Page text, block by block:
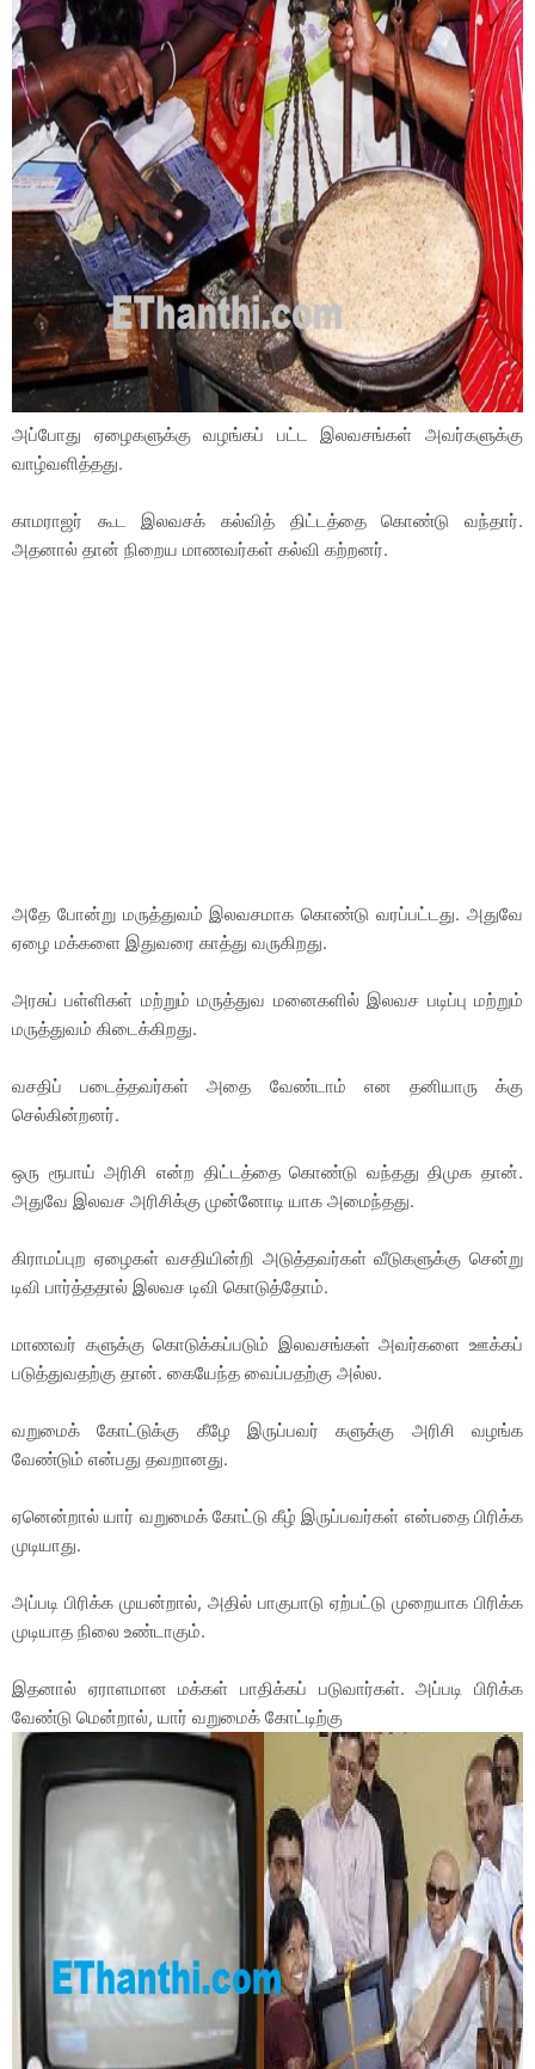
அப்போது ஏழைகளுக்கு வழங்கப் பட்ட இலவசங்கள் அவர்களுக்கு
வாழ்வளித்தது.
காமராஜர் கூட இலவசக் கல்வித் திட்டத்தை கொண்டு வந்தார்.
அதனால் தான் நிறைய மாணவர்கள் கல்வி கற்றனர்.
அதே போன்று மருத்துவம் இலவசமாக கொண்டு வரப்பட்டது. அதுவே
ஏழை மக்களை இதுவரை காத்து வருகிறது.
அரசுப் பள்ளிகள் மற்றும் மருத்துவ மனைகளில் இலவச படிப்பு மற்றும்
மருத்துவம் கிடைக்கிறது.
வசதிப் படைத்தவர்கள் அதை வேண்டாம் என தனியாரு க்கு
செல்கின்றனர்.
ஒரு ரூபாய் அரிசி என்ற திட்டத்தை கொண்டு வந்தது திமுக தான்.
அதுவே இலவச அரிசிக்கு முன்னோடி யாக அமைந்தது.
கிராமப்புற ஏழைகள் வசதியின்றி அடுத்தவர்கள் வீடுகளுக்கு சென்று
டிவி பார்த்ததால் இலவச டிவி கொடுத்தோம்.
மாணவர் களுக்கு கொடுக்கப்படும் இலவசங்கள் அவர்களை ஊக்கப்
படுத்துவதற்கு தான். கையேந்த வைப்பதற்கு அல்ல.
வறுமைக் கோட்டுக்கு கீழே இருப்பவர் களுக்கு அரிசி வழங்க
வேண்டும் என்பது தவறானது.
ஏனென்றால் யார் வறுமைக் கோட்டு கீழ் இருப்பவர்கள் என்பதை பிரிக்க
முடியாது.
அப்படி பிரிக்க முயன்றால், அதில் பாகுபாடு ஏற்பட்டு முறையாக பிரிக்க
முடியாத நிலை உண்டாகும்.
இதனால் ஏராளமான மக்கள் பாதிக்கப் படுவார்கள். அப்படி பிரிக்க
வேண்டு மென்றால், யார் வறுமைக் கோட்டிற்கு